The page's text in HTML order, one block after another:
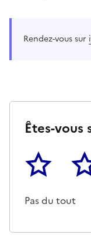
Rendez-vous sur
Êtes-vous
1
Pas du tout
2